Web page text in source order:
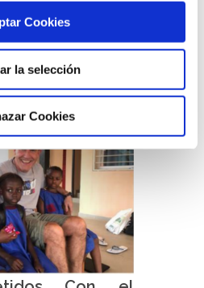
Cookies
la selección
Cookies
Don Bosco
y de la
Sur